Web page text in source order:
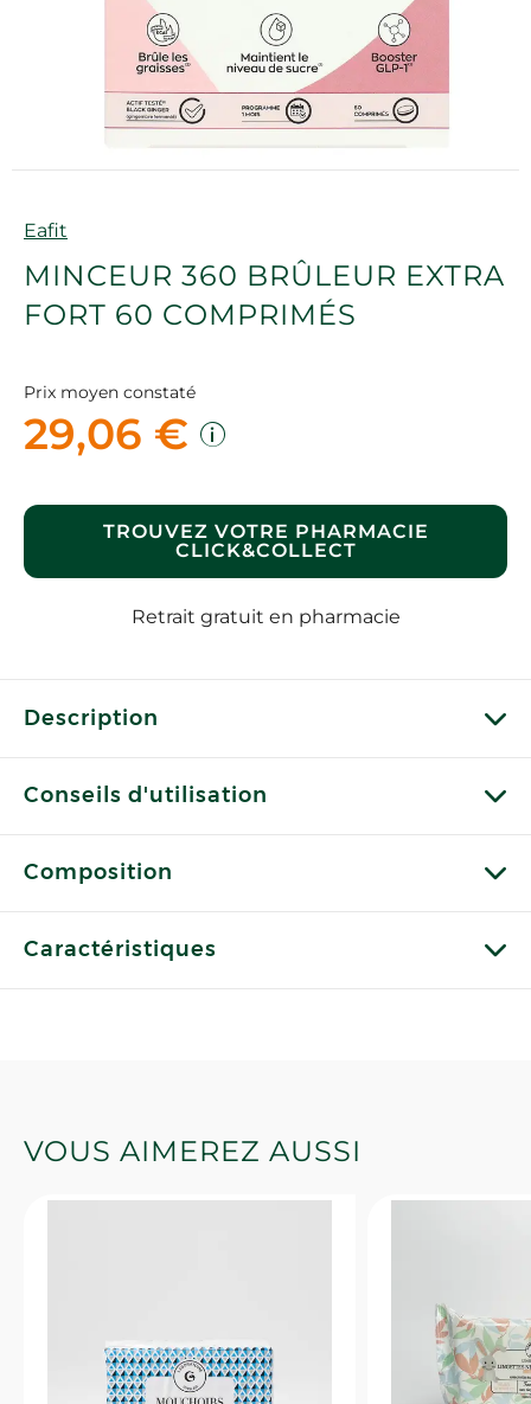
Marque
Eafit
MINCEUR 360 BRÛLEUR EXTRA
FORT 60 COMPRIMÉS
Prix moyen constaté
29,06 €
TROUVEZ VOTRE PHARMACIE
CLICK&COLLECT
Retrait gratuit en pharmacie
Description
Conseils d'utilisation
Composition
Caractéristiques
VOUS AIMEREZ AUSSI